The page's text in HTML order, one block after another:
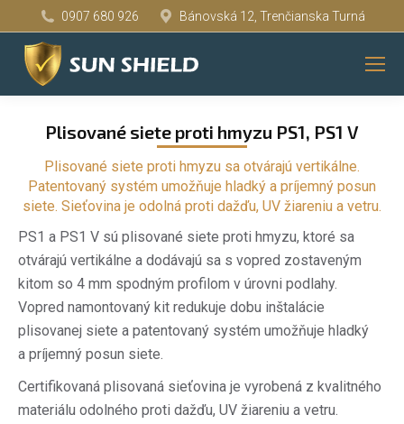
0907 680 926 Bánovská 12, Trenčianska Turná
Plisované siete proti hmyzu PS1, PS1 V
Plisované siete proti hmyzu sa otvárajú vertikálne.
Patentovaný systém umožňuje hladký a príjemný posun
siete. Sieťovina je odolná proti dažďu, UV žiareniu a vetru.
PS1 a PS1 V sú plisované siete proti hmyzu, ktoré sa
otvárajú vertikálne a dodávajú sa s vopred zostaveným
kitom so 4 mm spodným profilom v úrovni podlahy.
Vopred namontovaný kit redukuje dobu inštalácie
plisovanej siete a patentovaný systém umožňuje hladký
a príjemný posun siete.
Certifikovaná plisovaná sieťovina je vyrobená z kvalitného
materiálu odolného proti dažďu, UV žiareniu a vetru.